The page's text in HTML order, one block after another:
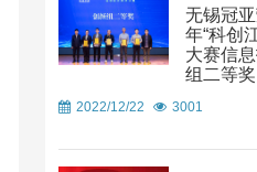
无锡冠
年“科创
大赛信
组二等奖
2022/12/22 3001